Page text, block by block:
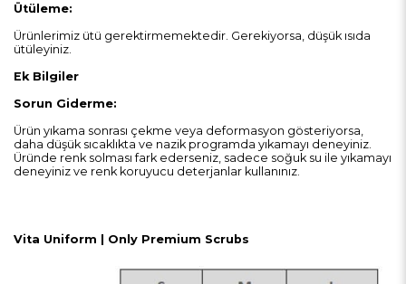
Ütüleme:
Ürünlerimiz ütü gerektirmemektedir. Gerekiyorsa, düşük ısıda
ütüleyiniz.
Ek Bilgiler
Sorun Giderme:
Ürün yıkama sonrası çekme veya deformasyon gösteriyorsa,
daha düşük sıcaklıkta ve nazik programda yıkamayı deneyiniz.
Üründe renk solması fark ederseniz, sadece soğuk su ile yıkamayı
deneyiniz ve renk koruyucu deterjanlar kullanınız.
Vita Uniform | Only Premium Scrubs